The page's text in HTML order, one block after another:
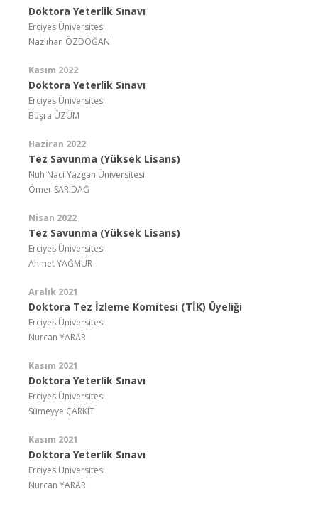
Doktora Yeterlik Sınavı
Erciyes Üniversitesi
Nazlıhan ÖZDOĞAN
Kasım 2022
Doktora Yeterlik Sınavı
Erciyes Üniversitesi
Büşra ÜZÜM
Haziran 2022
Tez Savunma (Yüksek Lisans)
Nuh Naci Yazgan Üniversitesi
Ömer SARIDAĞ
Nisan 2022
Tez Savunma (Yüksek Lisans)
Erciyes Üniversitesi
Ahmet YAĞMUR
Aralık 2021
Doktora Tez İzleme Komitesi (TİK) Üyeliği
Erciyes Üniversitesi
Nurcan YARAR
Kasım 2021
Doktora Yeterlik Sınavı
Erciyes Üniversitesi
Sümeyye ÇARKIT
Kasım 2021
Doktora Yeterlik Sınavı
Erciyes Üniversitesi
Nurcan YARAR